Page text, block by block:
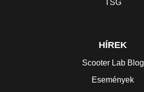
TSG
HÍREK
Scooter Lab Blog
Események